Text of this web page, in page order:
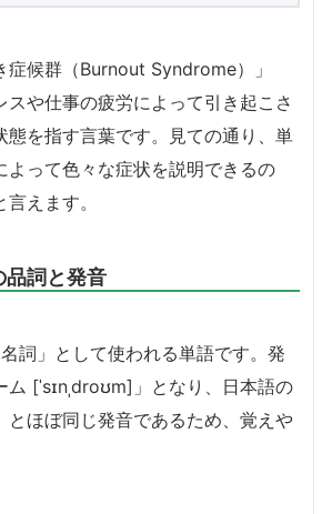
症候群（Burnout Syndrome）」
スや仕事の疲労によって引き起こさ
態を指す言葉です。見ての通り、単
よって色々な症状を説明できるの
えます。
詞と発音
詞」として使われる単語です。発
[ˈsɪnˌdroʊm]」となり、日本語の
とほぼ同じ発音であるため、覚えや